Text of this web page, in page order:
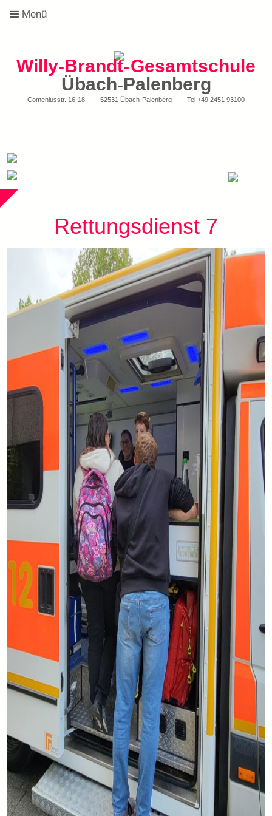
Menü
Willy-Brandt-Gesamtschule
Übach-Palenberg
Comeniusstr. 16-18 52531 Übach-Palenberg Tel +49 2451 93100
Rettungsdienst 7